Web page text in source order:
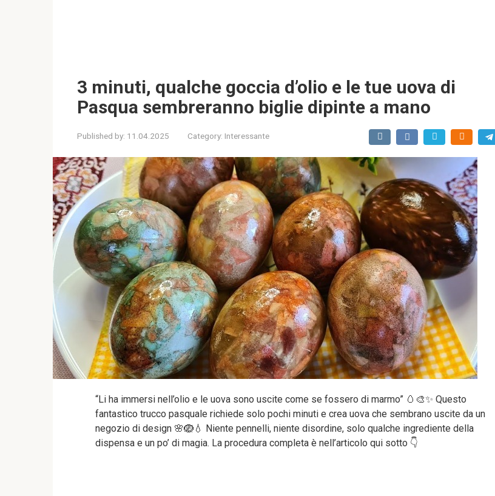
3 minuti, qualche goccia d’olio e le tue uova di
Pasqua sembreranno biglie dipinte a mano
Published by: 11.04.2025 Category: Interessante
“Li ha immersi nell’olio e le uova sono uscite come se fossero di marmo” 🥚🎨✨ Questo
fantastico trucco pasquale richiede solo pochi minuti e crea uova che sembrano uscite da un
negozio di design 🌸🪺💧 Niente pennelli, niente disordine, solo qualche ingrediente della
dispensa e un po’ di magia. La procedura completa è nell’articolo qui sotto 👇